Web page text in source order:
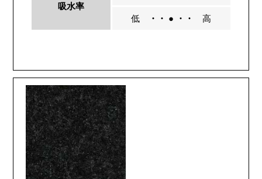
吸水率
低 ・・ ● ・・ 高